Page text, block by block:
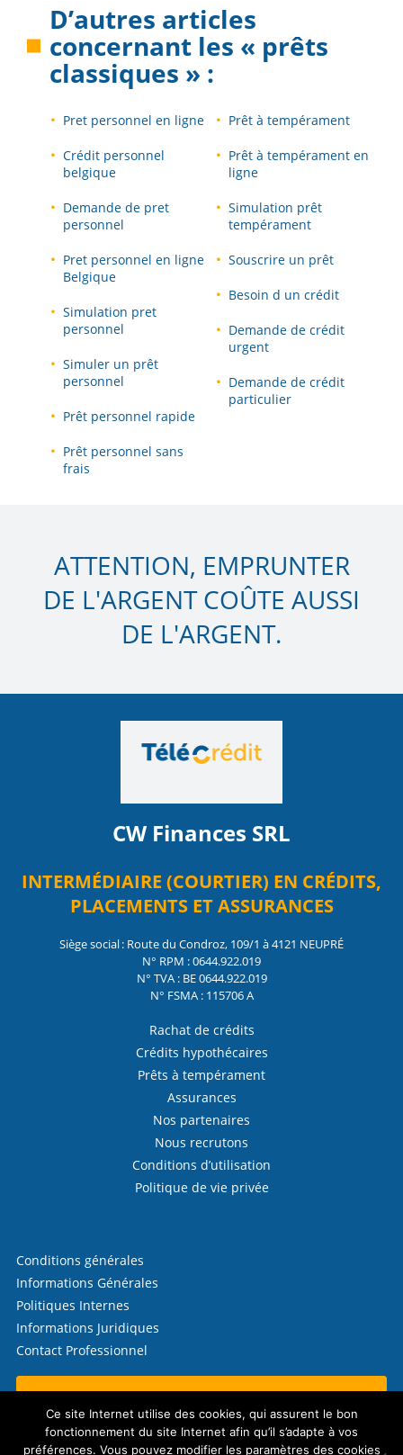
D’autres articles
concernant les « prêts
classiques » :
Pret personnel en ligne
Crédit personnel
belgique
Demande de pret
personnel
Pret personnel en ligne
Belgique
Simulation pret
personnel
Simuler un prêt
personnel
Prêt personnel rapide
Prêt personnel sans
frais
Prêt à tempérament
Prêt à tempérament en
ligne
Simulation prêt
tempérament
Souscrire un prêt
Besoin d un crédit
Demande de crédit
urgent
Demande de crédit
particulier
ATTENTION, EMPRUNTER
DE L'ARGENT COÛTE AUSSI
DE L'ARGENT.
CW Finances SRL
INTERMÉDIAIRE (COURTIER) EN CRÉDITS,
PLACEMENTS ET ASSURANCES
Siège social : Route du Condroz, 109/1 à 4121 NEUPRÉ
N° RPM : 0644.922.019
N° TVA : BE 0644.922.019
N° FSMA : 115706 A
Rachat de crédits
Crédits hypothécaires
Prêts à tempérament
Assurances
Nos partenaires
Nous recrutons
Conditions d’utilisation
Politique de vie privée
Conditions générales
Informations Générales
Politiques Internes
Informations Juridiques
Contact Professionnel
Ce site Internet utilise des cookies, qui assurent le bon
fonctionnement du site Internet afin qu’il s’adapte à vos
préférences. Vous pouvez modifier les paramètres des cookies